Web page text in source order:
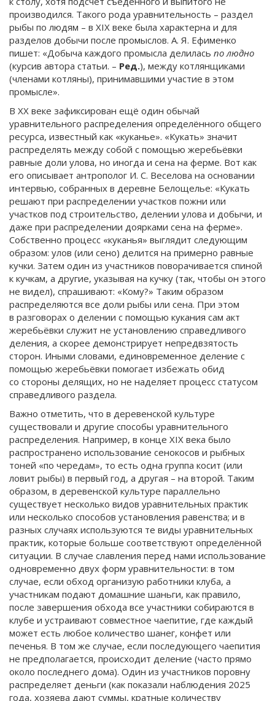
производился. Такого рода уравнительность – раздел
рыбы по людям – в XIX веке была характерна и для
разделов добычи после промыслов. А. Я. Ефименко
пишет: «Добыча каждого промысла делилась по людно
(курсив автора статьи. – Ред.), между котлянщиками
(членами котляны), принимавшими участие в этом
промысле».
В XX веке зафиксирован ещё один обычай
уравнительного распределения определённого общего
ресурса, известный как «куканье». «Кукать» значит
распределять между собой с помощью жеребьёвки
равные доли улова, но иногда и сена на ферме. Вот как
его описывает антрополог И. С. Веселова на основании
интервью, собранных в деревне Белощелье: «Кукать
решают при распределении участков пожни или
участков под строительство, делении улова и добычи, и
даже при распределении доярками сена на ферме».
Собственно процесс «куканья» выглядит следующим
образом: улов (или сено) делится на примерно равные
кучки. Затем один из участников поворачивается спиной
к кучкам, а другие, указывая на кучку (так, чтобы он этого
не видел), спрашивают: «Кому?» Таким образом
распределяются все доли рыбы или сена. При этом
в разговорах о делении с помощью кукания сам акт
жеребьёвки служит не установлению справедливого
деления, а скорее демонстрирует непредвзятость
сторон. Иными словами, единовременное деление с
помощью жеребьёвки помогает избежать обид
со стороны делящих, но не наделяет процесс статусом
справедливого раздела.
Важно отметить, что в деревенской культуре
существовали и другие способы уравнительного
распределения. Например, в конце XIX века было
распространено использование сенокосов и рыбных
тоней «по чередам», то есть одна группа косит (или
ловит рыбы) в первый год, а другая – на второй. Таким
образом, в деревенской культуре параллельно
существует несколько видов уравнительных практик
или несколько способов установления равенства; и в
разных случаях используются те виды уравнительных
практик, которые больше соответствуют определённой
ситуации. В случае славления перед нами использование
одновременно двух форм уравнительности: в том
случае, если обход организую работники клуба, а
участникам подают домашние шаньги, как правило,
после завершения обхода все участники собираются в
клубе и устраивают совместное чаепитие, где каждый
может есть любое количество шанег, конфет или
печенья. В том же случае, если последующего чаепития
не предполагается, происходит деление (часто прямо
около последнего дома). Один из участников поровну
распределяет деньги (как показали наблюдения 2025
года, хозяева дают суммы, кратные количеству